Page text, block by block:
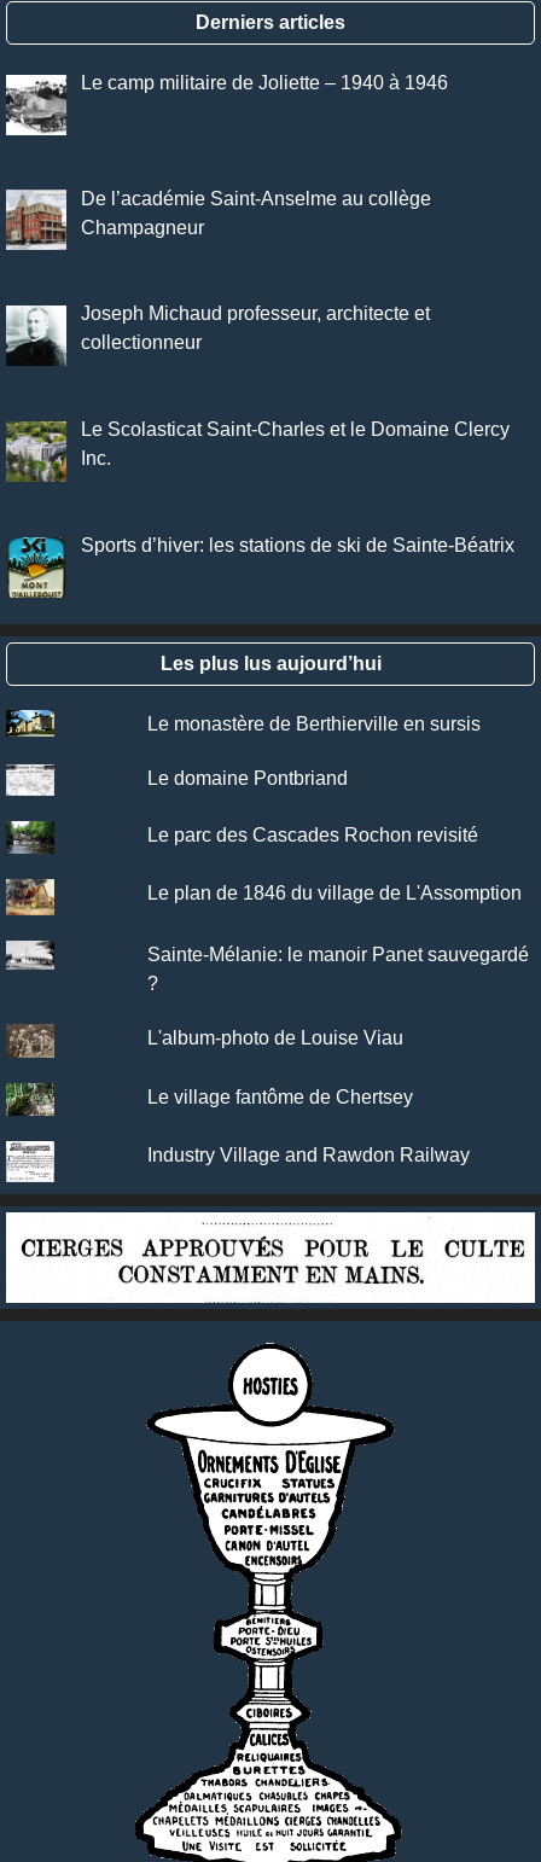
Derniers articles
Le camp militaire de Joliette – 1940 à 1946
De l’académie Saint-Anselme au collège
Champagneur
Joseph Michaud professeur, architecte et
collectionneur
Le Scolasticat Saint-Charles et le Domaine Clercy
Inc.
Sports d’hiver: les stations de ski de Sainte-Béatrix
Les plus lus aujourd’hui
Le monastère de Berthierville en sursis
Le domaine Pontbriand
Le parc des Cascades Rochon revisité
Le plan de 1846 du village de L'Assomption
Sainte-Mélanie: le manoir Panet sauvegardé
?
L'album-photo de Louise Viau
Le village fantôme de Chertsey
Industry Village and Rawdon Railway